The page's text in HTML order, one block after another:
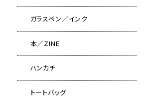
ガラスペン／インク
本／ZINE
ハンカチ
トートバッグ